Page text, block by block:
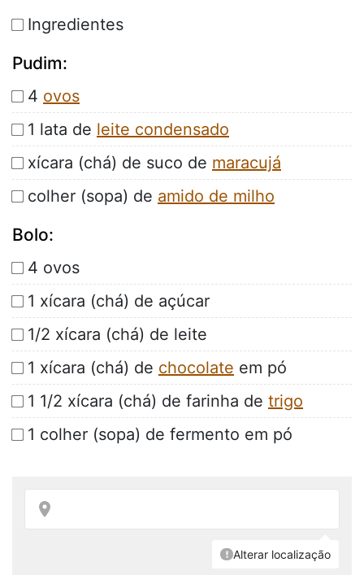
Ingredientes
Pudim:
4 ovos
1 lata de leite condensado
xícara (chá) de suco de maracujá
colher (sopa) de amido de milho
Bolo:
4 ovos
1 xícara (chá) de açúcar
1/2 xícara (chá) de leite
1 xícara (chá) de chocolate em pó
1 1/2 xícara (chá) de farinha de trigo
1 colher (sopa) de fermento em pó